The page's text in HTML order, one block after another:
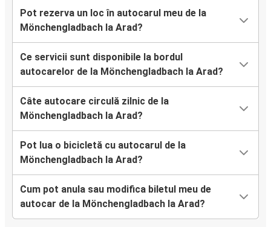
Pot rezerva un loc în autocarul meu de la
Mönchengladbach la Arad?
Ce servicii sunt disponibile la bordul
autocarelor de la Mönchengladbach la Arad?
Câte autocare circulă zilnic de la
Mönchengladbach la Arad?
Pot lua o bicicletă cu autocarul de la
Mönchengladbach la Arad?
Cum pot anula sau modifica biletul meu de
autocar de la Mönchengladbach la Arad?